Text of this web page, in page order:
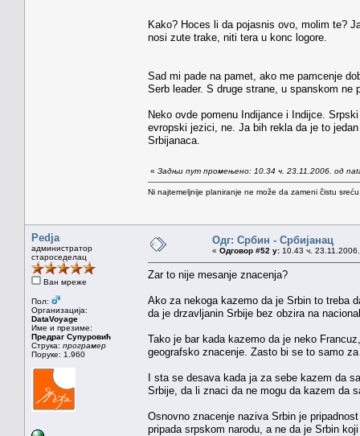
Kako? Hoces li da pojasnis ovo, molim te?
nosi zute trake, niti tera u konc logore.
Sad mi pade na pamet, ako me pamcenje
Serb leader. S druge strane, u spanskom ne
Neko ovde pomenu Indijance i Indijce.
evropski jezici, ne. Ja bih rekla da je to
Srbijanaca.
« Задњи пут промењено: 10.34 ч. 23.11.2006. од
Ni najtemeljnije planiranje ne može da zameni čistu
Pedja
администратор
староседелац
Ван мреже
Пол:
Организација:
DataVoyage
Име и презиме:
Предраг Супуровић
Струка: програмер
Поруке: 1.960
Одг: Србин - Србијанац
« Одговор #52 у: 10.43 ч.
Zar to nije mesanje znacenja?
Ako za nekoga kazemo da je Srbin to treba
da je drzavljanin Srbije bez obzira na
Tako je bar kada kazemo da je neko
geografsko znacenje. Zasto bi se to samo
I sta se desava kada ja za sebe kazem da
Srbije, da li znaci da ne mogu da kazem da
Osnovno znacenje naziva Srbin je
pripada srpskom narodu, a ne da je Srbin